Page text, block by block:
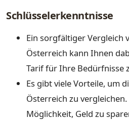
Schlüsselerkenntnisse
Ein sorgfältiger Vergleich
Österreich kann Ihnen
Tarif für Ihre Bedürfnisse
Es gibt viele Vorteile, um
Österreich zu
Möglichkeit, Geld zu